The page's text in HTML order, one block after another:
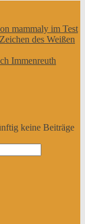
mammaly im Test
des Weißen
Immenreuth
keine Beiträge